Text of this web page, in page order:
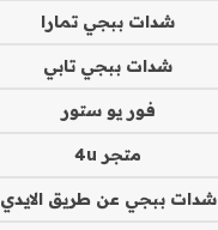
شدات ببجي تمارا
شدات ببجي تابي
فور يو ستور
متجر 4u
شدات ببجي عن طريق الايدي